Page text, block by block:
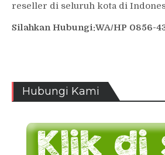
reseller di seluruh kota di
Silahkan Hubungi:WA/HP 0856-
Hubungi Kami